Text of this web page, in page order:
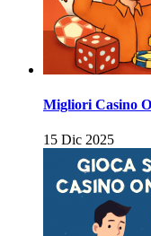
Migliori Casino
15 Dic 2025